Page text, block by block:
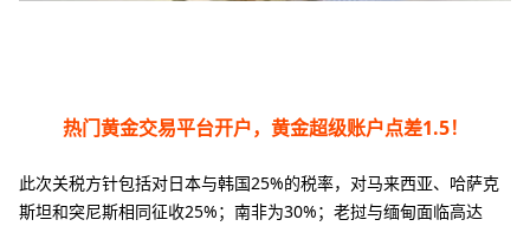
热门黄金交易平台开户，黄金超级账户点差1.5！
此次关税方针包括对日本与韩国25%的税率，对马来西亚、哈萨克
斯坦和突尼斯相同征收25%；南非为30%；老挝与缅甸面临高达